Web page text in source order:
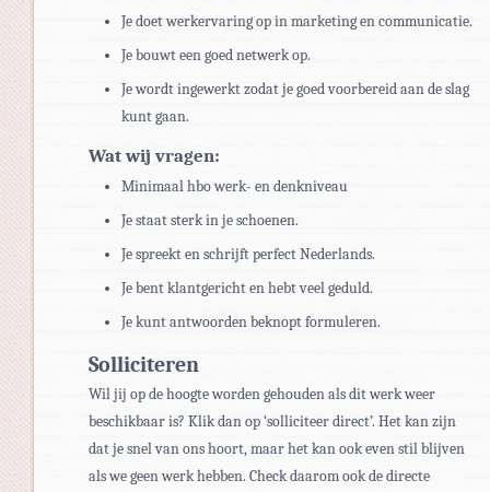
Je doet werkervaring op in marketing en communicatie.
Je bouwt een goed netwerk op.
Je wordt ingewerkt zodat je goed voorbereid aan de slag
kunt gaan.
Wat wij vragen:
Minimaal hbo werk- en denkniveau
Je staat sterk in je schoenen.
Je spreekt en schrijft perfect Nederlands.
Je bent klantgericht en hebt veel geduld.
Je kunt antwoorden beknopt formuleren.
Solliciteren
Wil jij op de hoogte worden gehouden als dit werk weer
beschikbaar is? Klik dan op ‘solliciteer direct’. Het kan zijn
dat je snel van ons hoort, maar het kan ook even stil blijven
als we geen werk hebben. Check daarom ook de directe